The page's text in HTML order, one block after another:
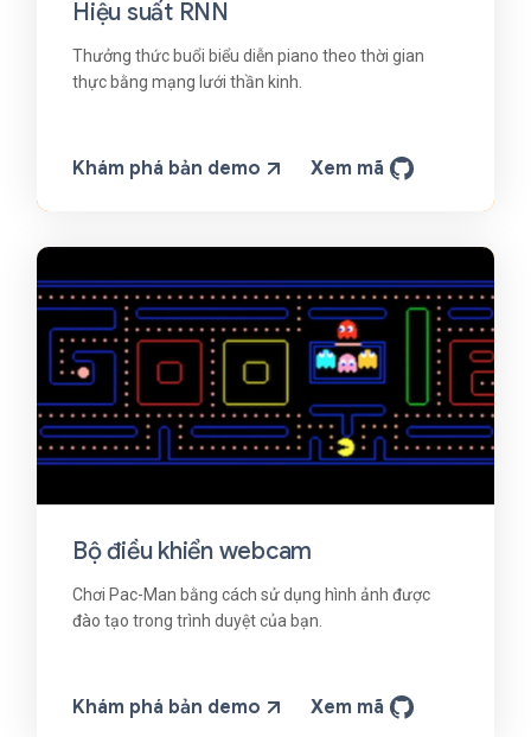
Hiệu suất RNN
Thưởng thức buổi biểu diễn piano theo thời gian
thực bằng mạng lưới thần kinh.
Khám phá bản demo Xem mã
Bộ điều khiển webcam
Chơi Pac-Man bằng cách sử dụng hình ảnh được
đào tạo trong trình duyệt của bạn.
Khám phá bản demo Xem mã